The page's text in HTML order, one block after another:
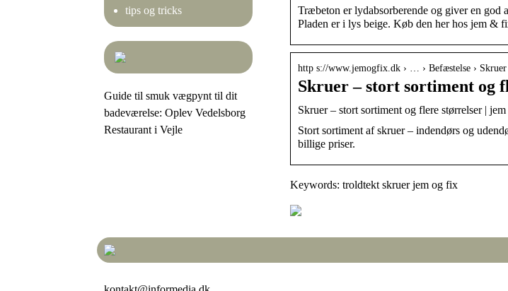
Træbeton er lydabsorberende og giver en god
Pladen er i lys beige. Køb den her hos jem &
http s://www.jemogfix.dk › … › Befæstelse › Skruer
Skruer – stort sortiment og
Skruer – stort sortiment og flere størrelser |
Stort sortiment af skruer – indendørs og
billige priser.
Keywords: troldtekt skruer jem og fix
tips og tricks
Guide til smuk vægpynt til dit
badeværelse: Oplev Vedelsborg
Restaurant i Vejle